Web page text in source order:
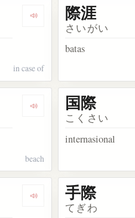
Dengarkan kosakata 際に
in case of
際涯
さいがい
batas
Dengarkan kosakata 水際
beach
国際
こくさい
internasional
Dengarkan kosakata 間際
手際
てぎわ